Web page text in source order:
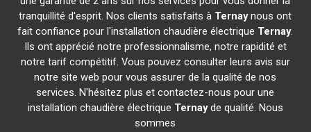
tranquillité d'esprit. Nos clients satisfaits à Ternaynous ont
fait confiance pour l'installation chaudière électrique Ternay.
Ils ont apprécié notre professionnalisme, notre rapidité et
notre tarif compétitif. Vous pouvez consulter leurs avis sur
notre site web pour vous assurer de la qualité de nos
services. N'hésitez plus et contactez-nous pour une
installation chaudière électrique Ternayde qualité. Nous
sommes